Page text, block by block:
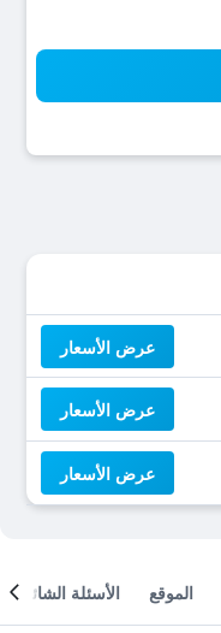
عرض الأسعار
عرض الأسعار
عرض الأسعار
الموقع الأسئلة الشائعة